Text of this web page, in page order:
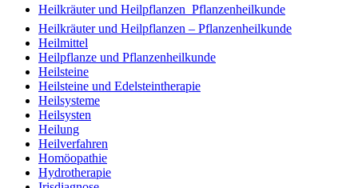
Heilkräuter und Heilpflanzen  Pflanzenheilkunde
Heilkräuter und Heilpflanzen – Pflanzenheilkunde
Heilmittel
Heilpflanze und Pflanzenheilkunde
Heilsteine
Heilsteine und Edelsteintherapie
Heilsysteme
Heilsysten
Heilung
Heilverfahren
Homöopathie
Hydrotherapie